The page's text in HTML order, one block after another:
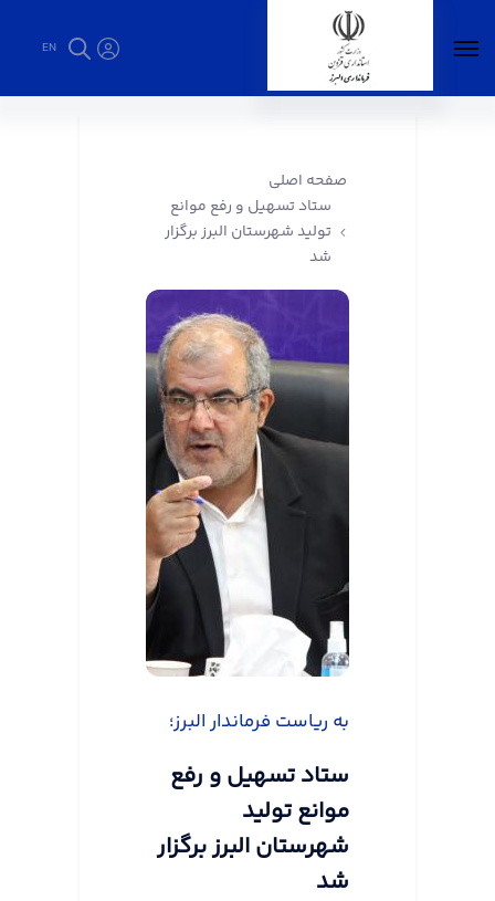
EN
صفحه اصلی
ستاد تسهیل و رفع موانع
تولید شهرستان البرز برگزار
شد
به ریاست فرماندار البرز؛
ستاد تسهیل و رفع
موانع تولید
شهرستان البرز برگزار
شد